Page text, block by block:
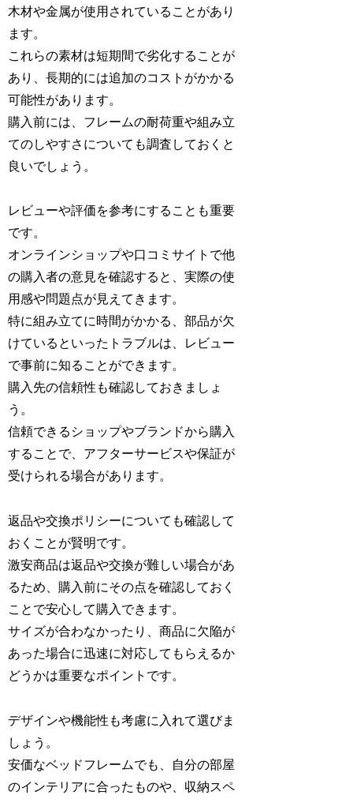
木材や金属が使用されていることがあり
ます。
これらの素材は短期間で劣化することが
あり、長期的には追加のコストがかかる
可能性があります。
購入前には、フレームの耐荷重や組み立
てのしやすさについても調査しておくと
良いでしょう。
レビューや評価を参考にすることも重要
です。
オンラインショップや口コミサイトで他
の購入者の意見を確認すると、実際の使
用感や問題点が見えてきます。
特に組み立てに時間がかかる、部品が欠
けているといったトラブルは、レビュー
で事前に知ることができます。
購入先の信頼性も確認しておきましょ
う。
信頼できるショップやブランドから購入
することで、アフターサービスや保証が
受けられる場合があります。
返品や交換ポリシーについても確認して
おくことが賢明です。
激安商品は返品や交換が難しい場合があ
るため、購入前にその点を確認しておく
ことで安心して購入できます。
サイズが合わなかったり、商品に欠陥が
あった場合に迅速に対応してもらえるか
どうかは重要なポイントです。
デザインや機能性も考慮に入れて選びま
しょう。
安価なベッドフレームでも、自分の部屋
のインテリアに合ったものや、収納スペ